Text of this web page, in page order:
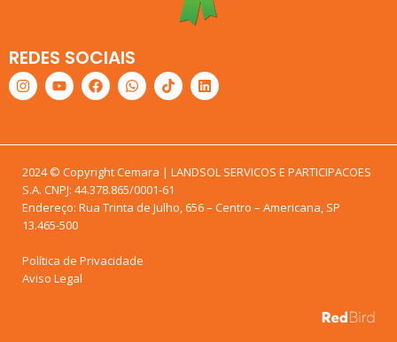
REDES SOCIAIS
2024 © Copyright Cemara | LANDSOL SERVICOS E PARTICIPACOES
S.A. CNPJ: 44.378.865/0001-61
Endereço: Rua Trinta de Julho, 656 – Centro – Americana, SP
13.465-500
Política de Privacidade
Aviso Legal